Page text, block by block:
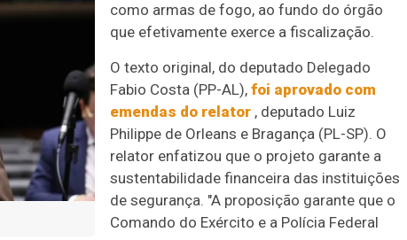
como armas de fogo, ao fundo do órgão
que efetivamente exerce a fiscalização.
O texto original, do deputado Delegado
Fabio Costa (PP-AL), foi aprovado com
emendas do relator , deputado Luiz
Philippe de Orleans e Bragança (PL-SP). O
relator enfatizou que o projeto garante a
sustentabilidade financeira das instituições
de segurança. "A proposição garante que o
Comando do Exército e a Polícia Federal